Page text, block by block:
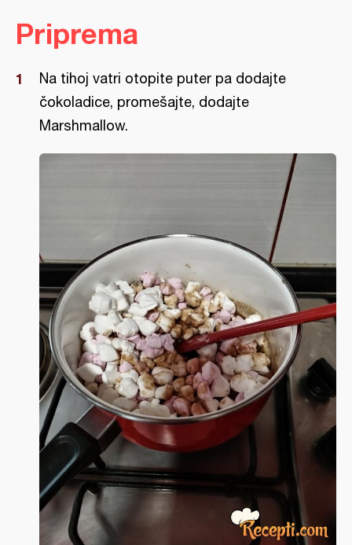
Priprema
Na tihoj vatri otopite puter pa dodajte
čokoladice, promešajte, dodajte
Marshmallow.